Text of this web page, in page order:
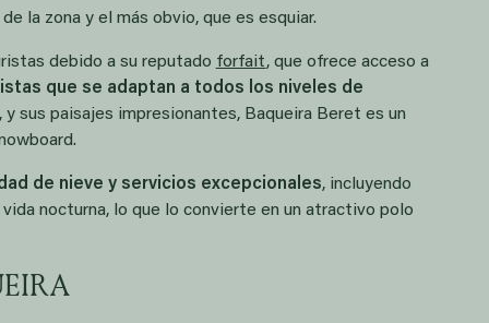
la zona y el más obvio, que es esquiar.
debido a su reputado forfait, que ofrece acceso a
que se adaptan a todos los niveles de
sus paisajes impresionantes, Baqueira Beret es un
de nieve y servicios excepcionales, incluyendo
nocturna, lo que lo convierte en un atractivo polo